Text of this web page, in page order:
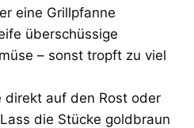
eine Grillpfanne
überschüssige
– sonst tropft zu viel
direkt auf den Rost oder
die Stücke goldbraun